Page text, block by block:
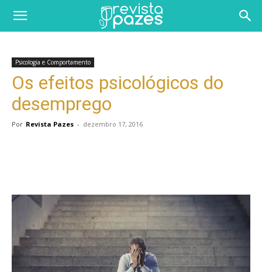
Psicologia e Comportamento
Os efeitos psicológicos do
desemprego
Por Revista Pazes - dezembro 17, 2016